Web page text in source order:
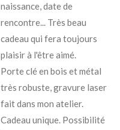
naissance, date de
rencontre... Très beau
cadeau qui fera toujours
plaisir à l'être aimé.
Porte clé en bois et métal
très robuste, gravure laser
fait dans mon atelier.
Cadeau unique. Possibilité